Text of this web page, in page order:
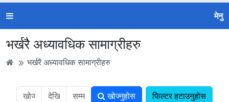
मेनु
भर्खरै अध्यावधिक सामाग्रीहरु
भर्खरै अध्यावधिक सामाग्रीहरु
खोज्नुहोस फिल्टर हटाउनुहोस